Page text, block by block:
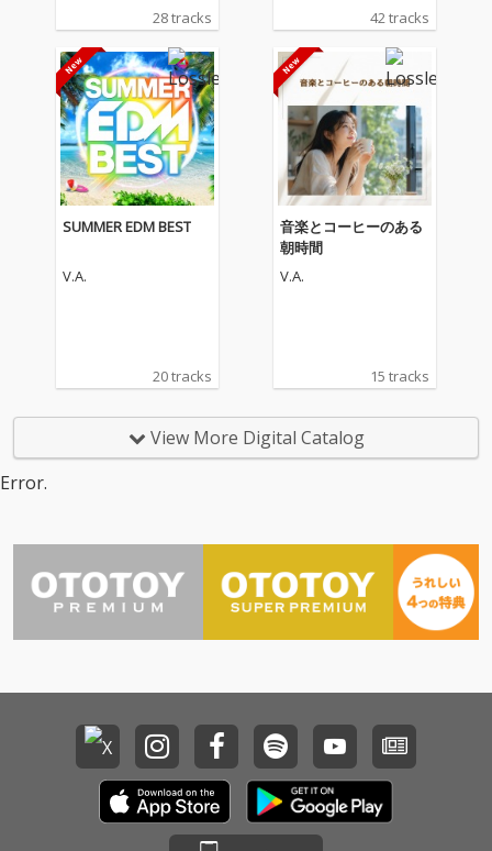
28 tracks 42 tracks
SUMMER EDM BEST
V.A.
20 tracks
音楽とコーヒーのある
朝時間
V.A.
15 tracks
View More Digital Catalog
Error.